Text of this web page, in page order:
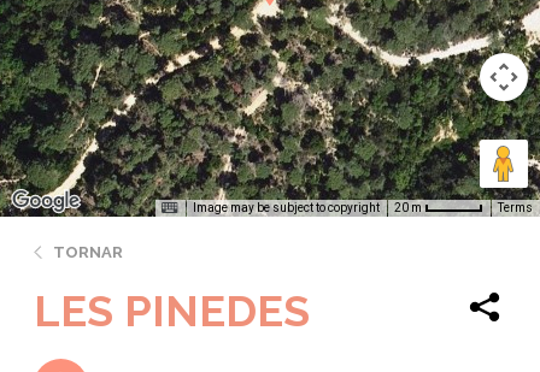
Image may be subject to copyright 20 m Terms
TORNAR
LES PINEDES